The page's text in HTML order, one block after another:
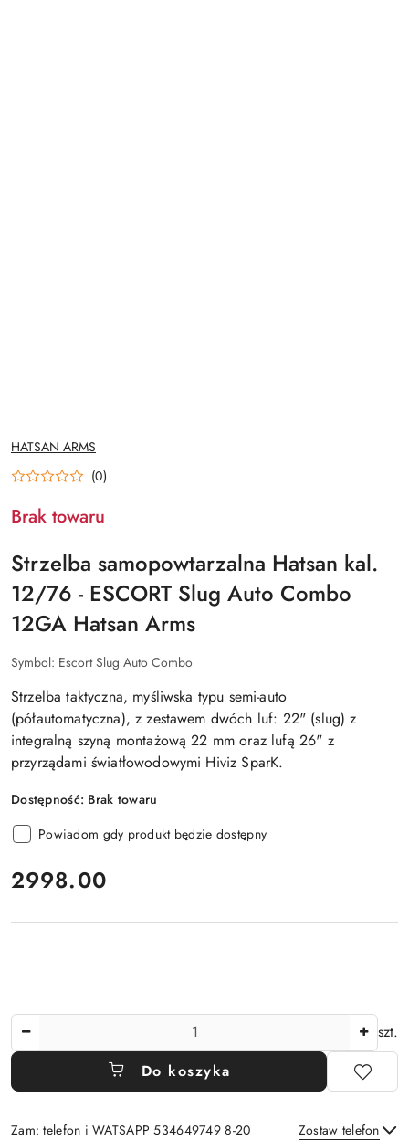
NAZWA
PRODUCENTA:
HATSAN ARMS
(0)
Brak towaru
Strzelba samopowtarzalna Hatsan kal.
12/76 - ESCORT Slug Auto Combo
12GA Hatsan Arms
Symbol: Escort Slug Auto Combo
Strzelba taktyczna, myśliwska typu semi-auto
(półautomatyczna), z zestawem dwóch luf: 22" (slug) z
integralną szyną montażową 22 mm oraz lufą 26" z
przyrządami światłowodowymi Hiviz SparK.
Dostępność: Brak towaru
Powiadom gdy produkt będzie dostępny
cena:
2998.00
szt.
Do koszyka
Zam: telefon i WATSAPP 534649749 8-20 Zostaw telefon